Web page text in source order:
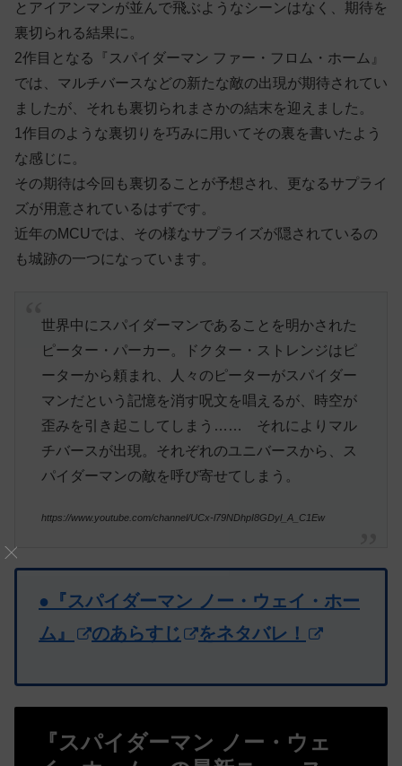
とアイアンマンが並んで飛ぶようなシーンはなく、期待を
裏切られる結果に。
2作目となる『スパイダーマン ファー・フロム・ホーム』
では、マルチバースなどの新たな敵の出現が期待されてい
ましたが、それも裏切られまさかの結末を迎えました。
1作目のような裏切りを巧みに用いてその裏を書いたよう
な感じに。
その期待は今回も裏切ることが予想され、更なるサプライ
ズが用意されているはずです。
近年のMCUでは、その様なサプライズが隠されているの
も城跡の一つになっています。
世界中にスパイダーマンであることを明かされた
ピーター・パーカー。ドクター・ストレンジはピ
ーターから頼まれ、人々のピーターがスパイダー
マンだという記憶を消す呪文を唱えるが、時空が
歪みを引き起こしてしまう…… それによりマル
チバースが出現。それぞれのユニバースから、ス
パイダーマンの敵を呼び寄せてしまう。
https://www.youtube.com/channel/UCx-l79NDhpI8GDyl_A_C1Ew
●『スパイダーマン ノー・ウェイ・ホー
ム』
のあらすじ をネタバレ！
『スパイダーマン ノー・ウェ